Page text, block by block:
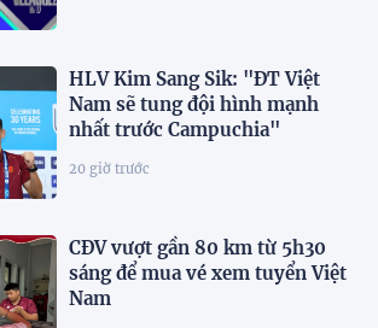
HLV Kim Sang Sik: "ĐT Việt
Nam sẽ tung đội hình mạnh
nhất trước Campuchia"
20 giờ trước
CĐV vượt gần 80 km từ 5h30
sáng để mua vé xem tuyển Việt
Nam